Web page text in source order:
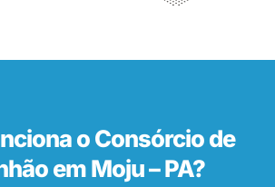
o Consórcio de
em Moju – PA?